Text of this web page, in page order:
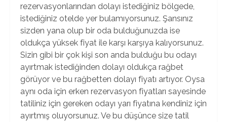
rezervasyonlarından dolayı istediğiniz bölgede,
istediğiniz otelde yer bulamıyorsunuz. Şansınız
sizden yana olup bir oda bulduğunuzda ise
oldukça yüksek fiyat ile karşı karşıya kalıyorsunuz.
Sizin gibi bir çok kişi son anda bulduğu bu odayı
ayırtmak istediğinden dolayı oldukça rağbet
görüyor ve bu rağbetten dolayı fiyatı artıyor. Oysa
aynı oda için erken rezervasyon fiyatları sayesinde
tatiliniz için gereken odayı yarı fiyatına kendiniz için
ayırtmış oluyorsunuz. Ve bu düşünce size tatil